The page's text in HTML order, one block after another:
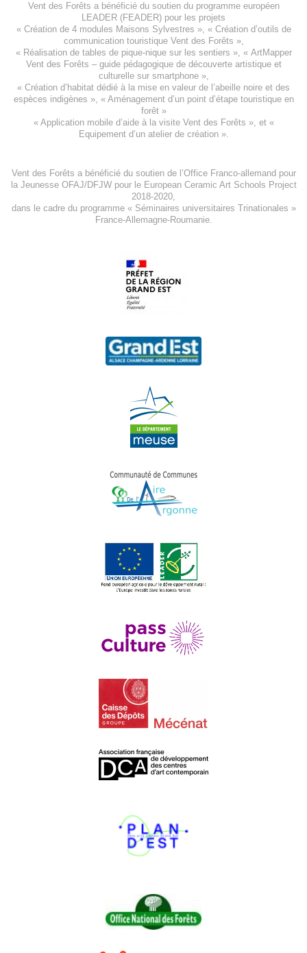
Vent des Forêts a bénéficié du soutien du programme européen
LEADER (FEADER) pour les projets
« Création de 4 modules Maisons Sylvestres », « Création d’outils de
communication touristique Vent des Forêts »,
« Réalisation de tables de pique-nique sur les sentiers », « ArtMapper
Vent des Forêts – guide pédagogique de découverte artistique et
culturelle sur smartphone »,
« Création d’habitat dédié à la mise en valeur de l’abeille noire et des
espèces indigènes », « Aménagement d’un point d’étape touristique en
forêt»
« Application mobile d’aide à la visite Vent des Forêts », et «
Equipement d’un atelier de création».
Vent des Forêts a bénéficié du soutien de l’Office Franco-allemand pour
la Jeunesse OFAJ/DFJWpour leEuropean Ceramic Art Schools Project
2018-2020,
dans le cadre du programme « Séminaires universitaires Trinationales »
France-Allemagne-Roumanie.